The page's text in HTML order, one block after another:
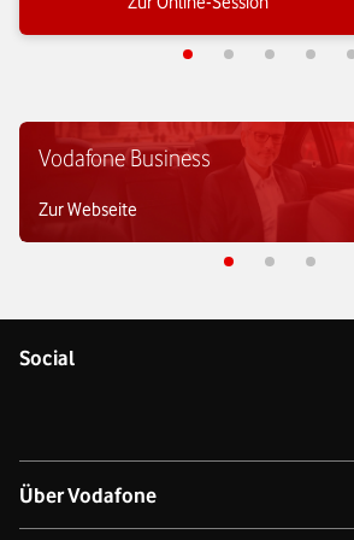
Unternehmen sicher, schnell und skalierbar
verbunden.
Vodafone Business
Zur Webseite
Social
Über Vodafone